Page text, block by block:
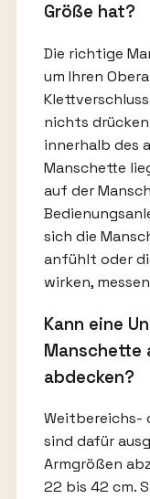
Größe hat?
Die richtige
um Ihren
nichts
innerhalb des
Manschette
auf der
sich die
anfühlt oder
wirken,
Kann eine
Manschette
abdecken?
Weitbereichs-
sind dafür
Armgrößen
22 bis 42 cm.